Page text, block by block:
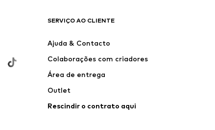
SERVIÇO AO CLIENTE
Ajuda & Contacto
Colaborações com criadores
Área de entrega
Outlet
Rescindir o contrato aqui